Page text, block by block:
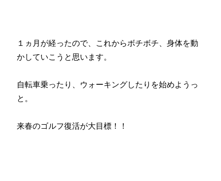
１ヵ月が経ったので、これからボチボチ、身体を動
かしていこうと思います。
自転車乗ったり、ウォーキングしたりを始めようっ
と。
来春のゴルフ復活が大目標！！